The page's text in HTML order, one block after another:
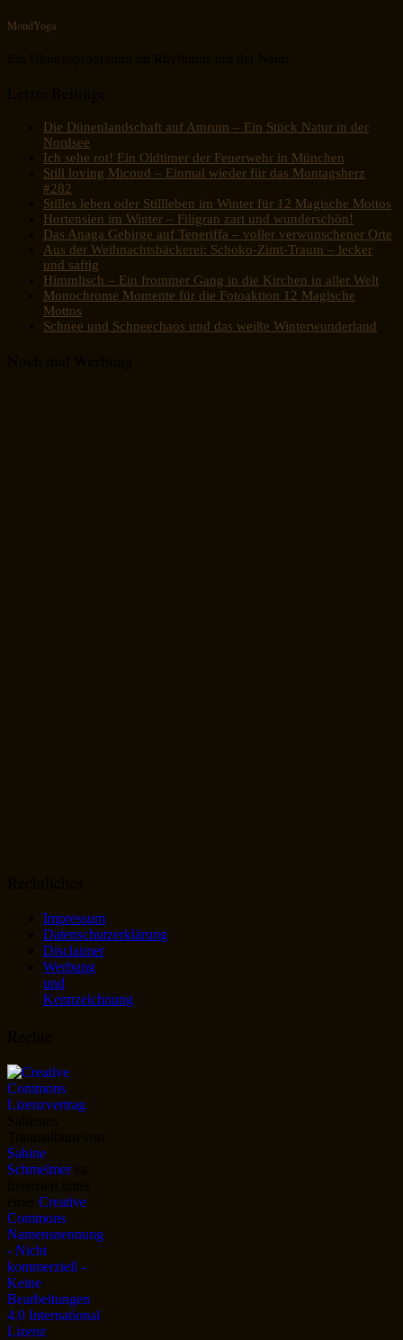
MondYoga
Die Dünenlandschaft auf Amrum – Ein Stück Natur in der
Nordsee
Ich sehe rot! Ein Oldtimer der Feuerwehr in München
Still loving Micoud – Einmal wieder für das Montagsherz
#282
Stilles leben oder Stillleben im Winter für 12 Magische Mottos
Hortensien im Winter – Filigran zart und wunderschön!
Das Anaga Gebirge auf Teneriffa – voller verwunschener Orte
Aus der Weihnachtsbäckerei: Schoko-Zimt-Traum – lecker
und saftig
Himmlisch – Ein frommer Gang in die Kirchen in aller Welt
Monochrome Momente für die Fotoaktion 12 Magische
Mottos
Schnee und Schneechaos und das weiße Winterwunderland
Impressum
Datenschutzerklärung
Disclaimer
Werbung
und
Kennzeichnung
Sabine
Schmelmerist
Creative
Commons
Namensnennung
- Nicht
kommerziell -
Keine
Bearbeitungen
4.0 International
Lizenz